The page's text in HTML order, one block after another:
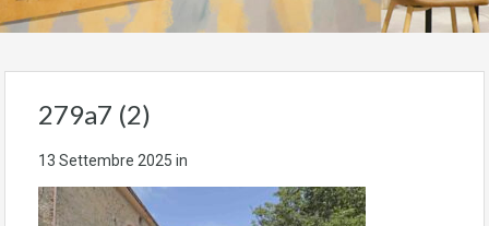
279a7 (2)
13 Settembre 2025 in